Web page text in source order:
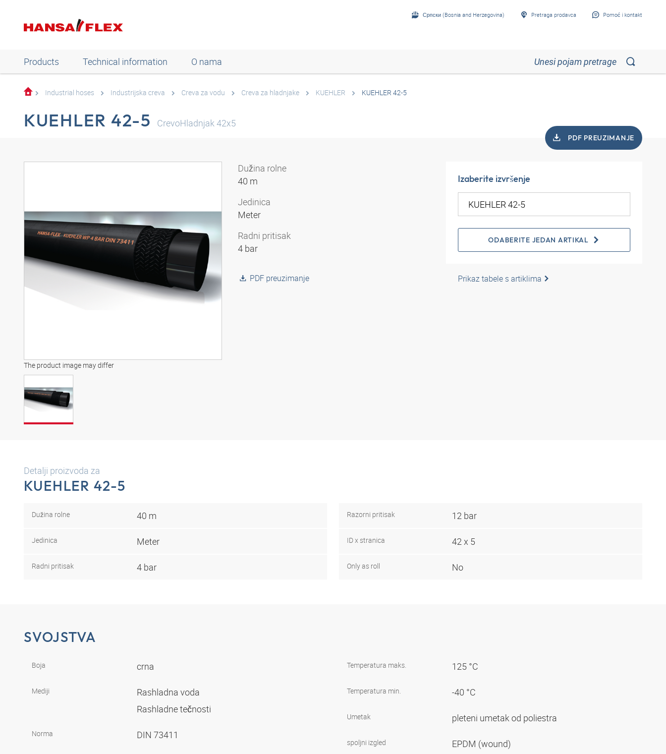
Српски (Bosnia and Herzegovina) Pretraga prodavca Pomoć i kontakt
Products Technical information O nama
Industrial hoses Industrijska creva Creva za vodu Creva za hladnjake KUEHLER KUEHLER 42-5
KUEHLER 42-5 CrevoHladnjak 42x5
PDF PREUZIMANJE
The product image may differ
Dužina rolne
40 m
Jedinica
Meter
Radni pritisak
4 bar
PDF preuzimanje
Izaberite izvršenje
ODABERITE JEDAN ARTIKAL
Prikaz tabele s artiklima
Detalji proizvoda za
KUEHLER 42-5
Dužina rolne 40 m
Jedinica Meter
Radni pritisak 4 bar
Razorni pritisak 12 bar
ID x stranica 42 x 5
Only as roll No
SVOJSTVA
Boja crna
Mediji
Rashladna voda
Rashladne tečnosti
Norma DIN 73411
Temperatura maks. 125 °C
Temperatura min. -40 °C
Umetak pleteni umetak od poliestra
spoljni izgled EPDM (wound)